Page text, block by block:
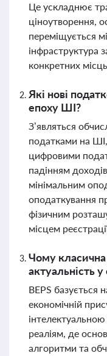
Це ускладнює
ціноутворення,
переміщується
інфраструктура
конкретних
Які нові
епоху ШІ?
З’являться
податками на
цифровими
падінням
мінімальним
оподаткування
фізичним
місцем
Чому класична
актуальність у
BEPS базується
економічній
реаліям, де
алгоритми та